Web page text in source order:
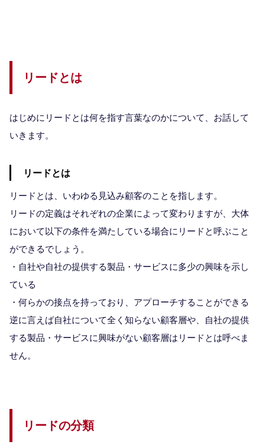
リードとは
はじめにリードとは何を指す言葉なのかについて、お話して
いきます。
リードとは
リードとは、いわゆる見込み顧客のことを指します。
リードの定義はそれぞれの企業によって変わりますが、大体
において以下の条件を満たしている場合にリードと呼ぶこと
ができるでしょう。
・自社や自社の提供する製品・サービスに多少の興味を示し
ている
・何らかの接点を持っており、アプローチすることができる
逆に言えば自社について全く知らない顧客層や、自社の提供
する製品・サービスに興味がない顧客層はリードとは呼べま
せん。
リードの分類